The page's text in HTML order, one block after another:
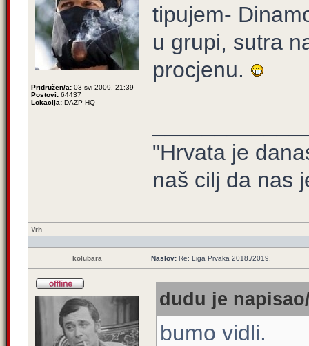
Pridružen/a: 03 svi 2009, 21:39
Postovi: 64437
Lokacija: DAZP HQ
tipujem-
u grupi, sutra
procjenu.
"Hrvata je
naš cilj da nas
Vrh
kolubara Naslov: Re: Liga Prvaka 2018./2019.
dudu je
bumo vidli.